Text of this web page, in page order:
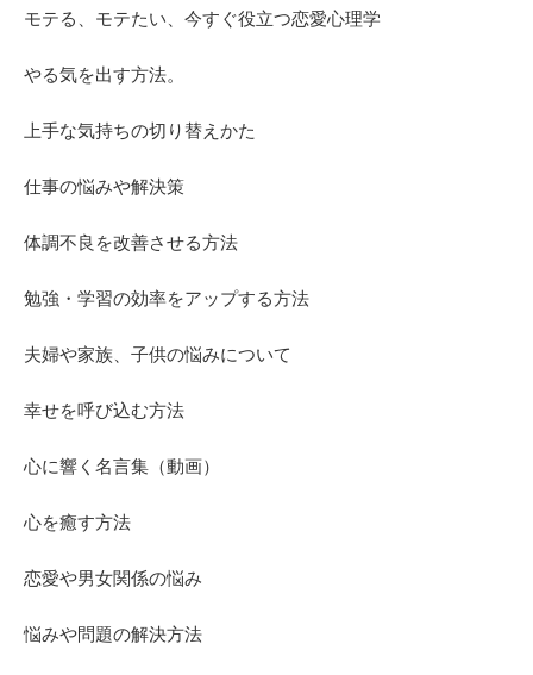
モテる、モテたい、今すぐ役立つ恋愛心理学
やる気を出す方法。
上手な気持ちの切り替えかた
仕事の悩みや解決策
体調不良を改善させる方法
勉強・学習の効率をアップする方法
夫婦や家族、子供の悩みについて
幸せを呼び込む方法
心に響く名言集（動画）
心を癒す方法
恋愛や男女関係の悩み
悩みや問題の解決方法